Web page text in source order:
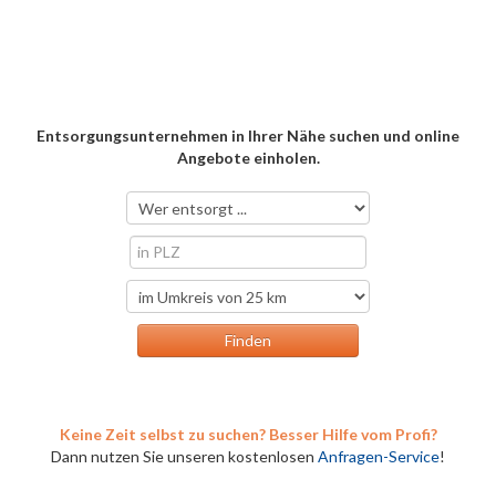
Entsorgungsunternehmen in Ihrer Nähe suchen und online
Angebote einholen.
Keine Zeit selbst zu suchen? Besser Hilfe vom Profi?
Dann nutzen Sie unseren kostenlosen Anfragen-Service!